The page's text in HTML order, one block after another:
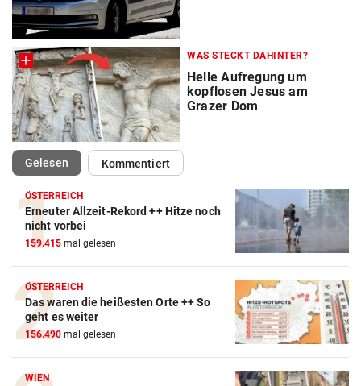
WAS STECKT DAHINTER?
Helle Aufregung um
kopflosen Jesus am
Grazer Dom
Gelesen(ausgewählt)Kommentiert
ÖSTERREICH
Erneuter Allzeit-Rekord ++ Hitze noch
nicht vorbei
159.415 mal gelesen
ÖSTERREICH
Das waren die heißesten Orte ++ So
geht es weiter
156.490 mal gelesen
WIEN